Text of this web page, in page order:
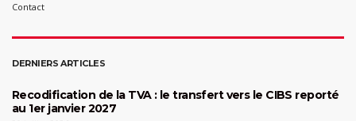
Contact
DERNIERS ARTICLES
Recodification de la TVA : le transfert vers le CIBS reporté
au 1er janvier 2027